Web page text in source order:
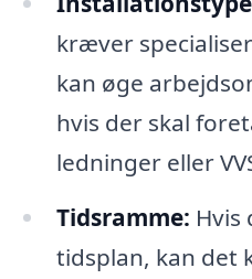
kræver
kan øge
hvis der skal
ledninger eller
Tidsramme: Hvis
tidsplan, kan det